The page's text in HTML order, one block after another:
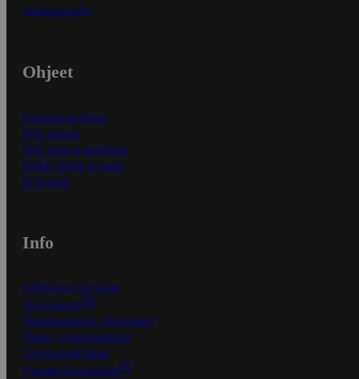
Asiakaspalvelu
Ohjeet
Ensitilaajan ohjeet
Näin maksat
Näin tilaat ja muokkaat
Kaikki ohjeet ja vinkit
In English
Info
S-Business yrityksille
Oiva-raportit
Osuuskauppojen yhteystiedot
Tilaus- ja toimitusehdot
Tietosuojakäytäntö
Palvelun käyttöehdot